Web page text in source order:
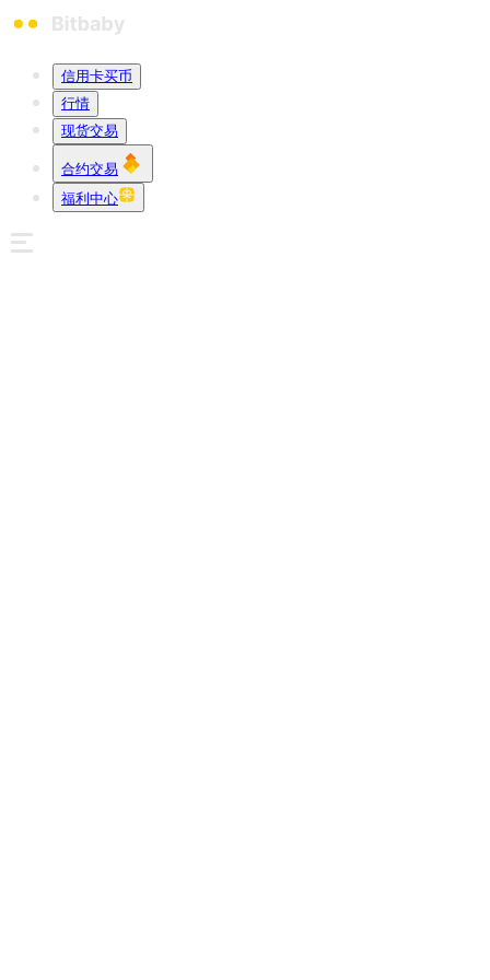
信用卡买币
行情
现货交易
合约交易
福利中心